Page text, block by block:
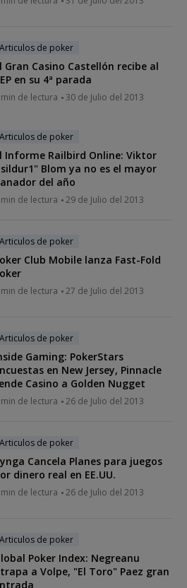
Articulos de poker
Gran Casino Castellón recibe al
en su 4ª parada
de lectura 30 de Julio del 2013
Articulos de poker
Informe Railbird Online: Viktor
Blom ya no es el mayor
del año
de lectura 29 de Julio del 2013
Articulos de poker
Club Mobile lanza Fast-Fold
de lectura 27 de Julio del 2013
Articulos de poker
Gaming: PokerStars
en New Jersey, Pinnacle
Casino a Golden Nugget
de lectura 26 de Julio del 2013
Articulos de poker
Cancela Planes para juegos
dinero real en EE.UU.
de lectura 26 de Julio del 2013
Articulos de poker
Poker Index: Negreanu
a Volpe, "El Toro" Paez gran